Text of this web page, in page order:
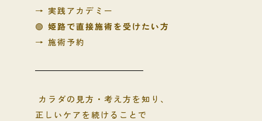
→ 実践アカデミー
🟢 姫路で直接施術を受けたい方
→ 施術予約
カラダの見方・考え方を知り、
正しいケアを続けることで